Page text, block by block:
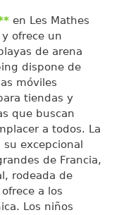
en Les Mathes
ofrece un
de arena
dispone de
móviles
tiendas y
que buscan
a todos. La
excepcional
de Francia,
rodeada de
a los
Los niños